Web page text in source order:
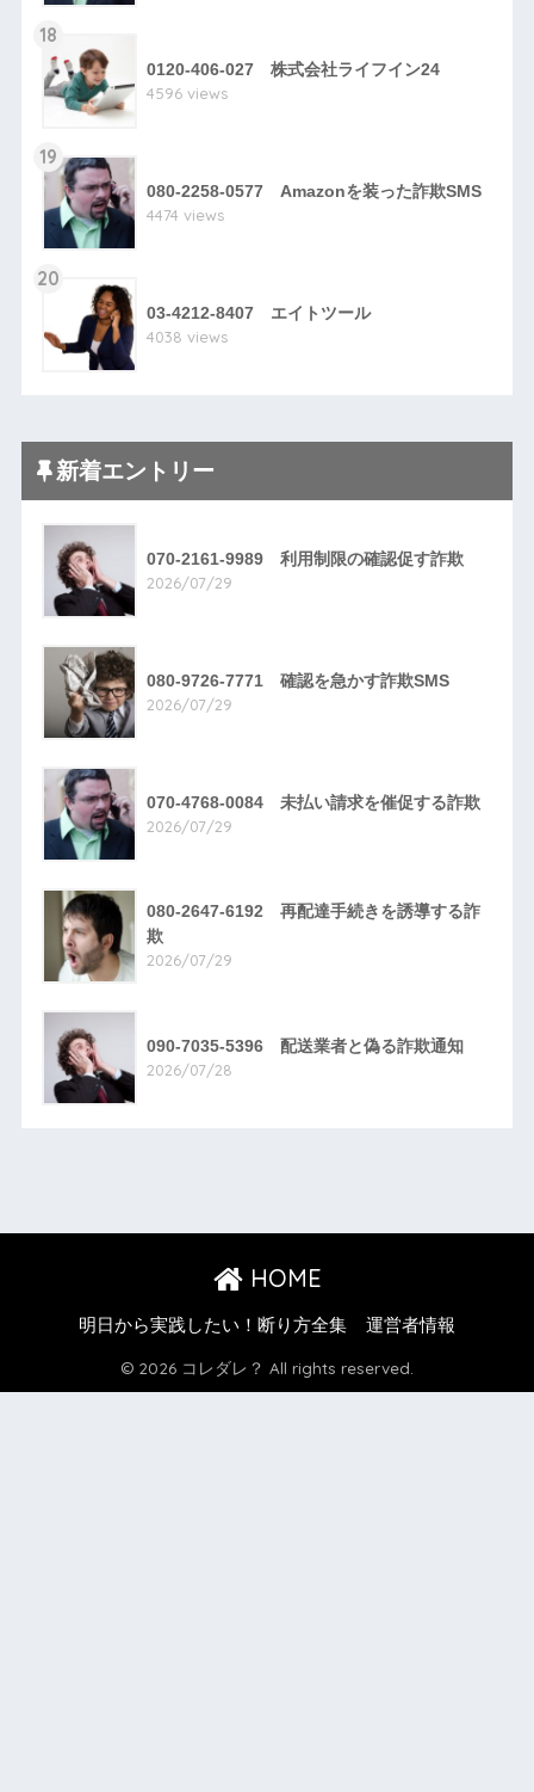
18
0120-406-027 株式会社ライフイン24
4596 views
19
080-2258-0577 Amazonを装った詐欺SMS
4474 views
20
03-4212-8407 エイトツール
4038 views
新着エントリー
070-2161-9989 利用制限の確認促す詐欺
2026/07/29
080-9726-7771 確認を急かす詐欺SMS
2026/07/29
070-4768-0084 未払い請求を催促する詐欺
2026/07/29
080-2647-6192 再配達手続きを誘導する詐
欺
2026/07/29
090-7035-5396 配送業者と偽る詐欺通知
2026/07/28
HOME
明日から実践したい！断り方全集 運営者情報
© 2026 コレダレ？ All rights reserved.